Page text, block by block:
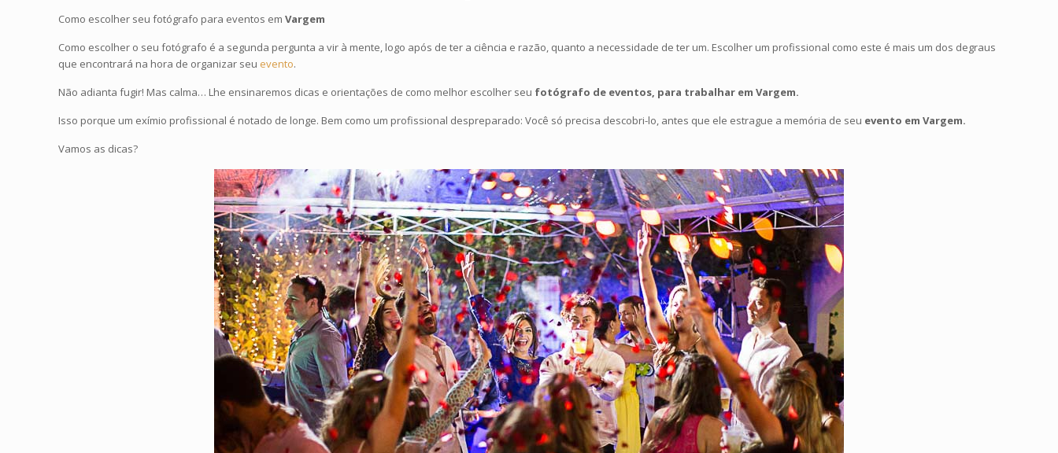
Como escolher seu fotógrafo para eventos emVargem
Como escolher o seu fotógrafo é a segunda pergunta a vir à mente, logo após de ter a ciência e razão, quanto a necessidade de ter um. Escolher um profissional como este é mais um dos degraus
que encontrará na hora de organizar seu evento.
Não adianta fugir! Mas calma… Lhe ensinaremos dicas e orientações de como melhor escolher seu fotógrafo de eventos, para trabalhar em Vargem.
Isso porque um exímio profissional é notado de longe. Bem como um profissional despreparado: Você só precisa descobri-lo, antes que ele estrague a memória de seu evento em Vargem.
Vamos as dicas?